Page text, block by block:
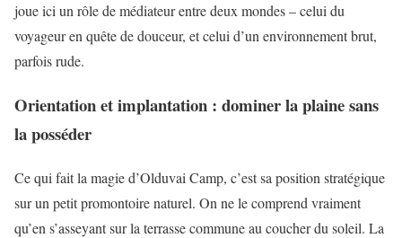
joue ici un rôle de médiateur entre deux mondes – celui du
voyageur en quête de douceur, et celui d’un environnement brut,
parfois rude.
Orientation et implantation : dominer la plaine sans
la posséder
Ce qui fait la magie d’Olduvai Camp, c’est sa position stratégique
sur un petit promontoire naturel. On ne le comprend vraiment
qu’en s’asseyant sur la terrasse commune au coucher du soleil. La